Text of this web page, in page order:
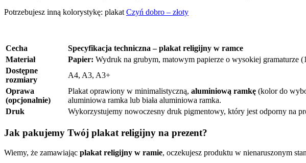
Potrzebujesz inną kolorystykę: plakat Czyń dobro – złoty
Cecha
Specyfikacja techniczna – plakat religijny w ramce
Materiał
Papier: Wydruk na grubym, matowym papierze o wysokiej gramaturze
Dostępne
rozmiary
A4, A3, A3+
Oprawa
(opcjonalnie)
Plakat oprawiony w minimalistyczną, aluminiową ramkę (kolor do
aluminiowa ramka lub biała aluminiowa ramka.
Druk
Wykorzystujemy nowoczesny druk pigmentowy, który jest odporny na
Jak pakujemy Twój plakat religijny na prezent?
Wiemy, że zamawiając plakat religijny w ramie, oczekujesz produktu w nienaruszonym